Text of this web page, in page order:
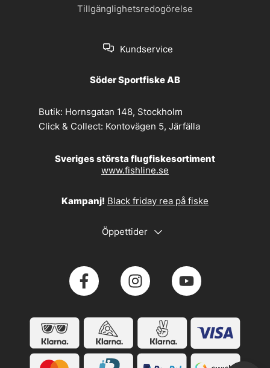
Tillgänglighetsredogörelse
Kundservice
Söder Sportfiske AB
Butik: Hornsgatan 148, Stockholm
Click & Collect: Kontovägen 5, Järfälla
Sveriges största flugfiskesortiment
www.fishline.se
Kampanj! Black friday rea på fiske
Öppettider